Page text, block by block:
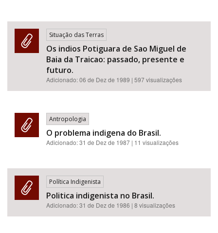
Situação das Terras
Os indios Potiguara de Sao Miguel de
Baia da Traicao: passado, presente e
futuro.
Adicionado:06 de Dez de 1989 | 597 visualizações
Antropologia
O problema indigena do Brasil.
Adicionado:31 de Dez de 1987 | 11 visualizações
Política Indigenista
Politica indigenista no Brasil.
Adicionado:31 de Dez de 1986 | 8 visualizações